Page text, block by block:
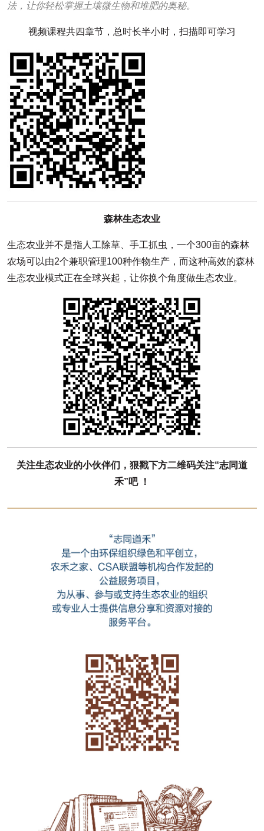
法，让你轻松掌握土壤微生物和堆肥的奥秘。
视频课程共四章节，总时长半小时，扫描即可学习
森林生态农业
生态农业并不是指人工除草、手工抓虫，一个300亩的森林
农场可以由2个兼职管理100种作物生产，而这种高效的森林
生态农业模式正在全球兴起，让你换个角度做生态农业。
关注生态农业的小伙伴们，狠戳下方二维码关注“志同道
禾”吧 ！